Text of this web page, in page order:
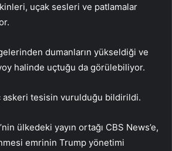
uçak sesleri ve patlamalar
dumanların yükseldiği ve
halinde uçtuğu da görülebiliyor.
askeri tesisin vurulduğu bildirildi.
ülkedeki yayın ortağı CBS News’e,
emrinin Trump yönetimi